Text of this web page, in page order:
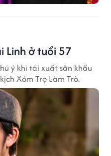
Linh ở tuổi 57
ý khi tái xuất sân khấu
Xóm Trọ Làm Trò.